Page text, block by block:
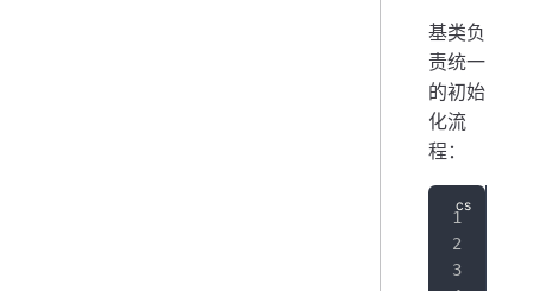
基类负
责统一
的初始
化流
程：